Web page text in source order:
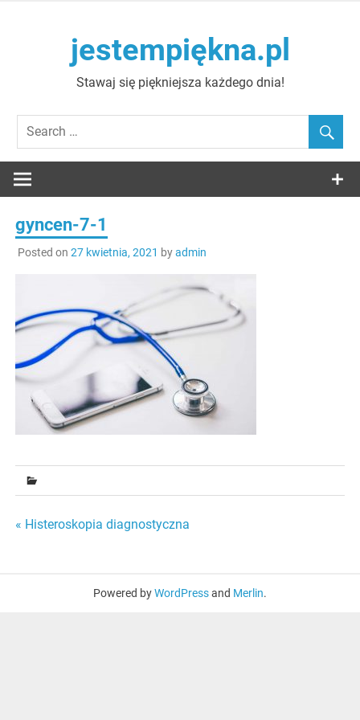
jestempiękna.pl
Stawaj się piękniejsza każdego dnia!
gyncen-7-1
Posted on 27 kwietnia, 2021 byadmin
Nawigacja
« Histeroskopia diagnostyczna
Powered byWordPressand Merlin.